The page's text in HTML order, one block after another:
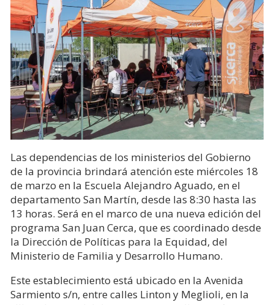
Las dependencias de los ministerios del Gobierno
de la provincia brindará atención este miércoles 18
de marzo en la Escuela Alejandro Aguado, en el
departamento San Martín, desde las 8:30 hasta las
13 horas. Será en el marco de una nueva edición del
programa San Juan Cerca, que es coordinado desde
la Dirección de Políticas para la Equidad, del
Ministerio de Familia y Desarrollo Humano.
Este establecimiento está ubicado en la Avenida
Sarmiento s/n, entre calles Linton y Meglioli, en la